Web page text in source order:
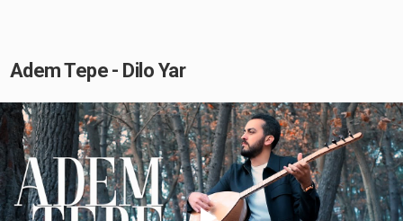
Adem Tepe - Dilo Yar